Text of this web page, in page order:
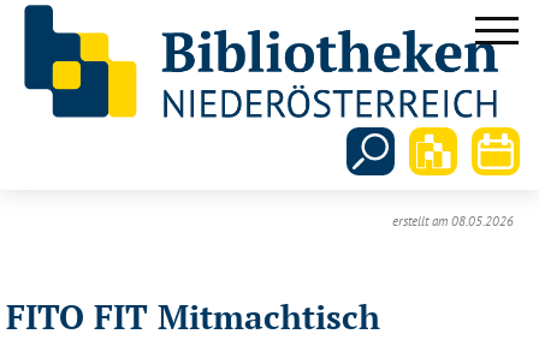
erstellt am 08.05.2026
FITO FIT Mitmachtisch